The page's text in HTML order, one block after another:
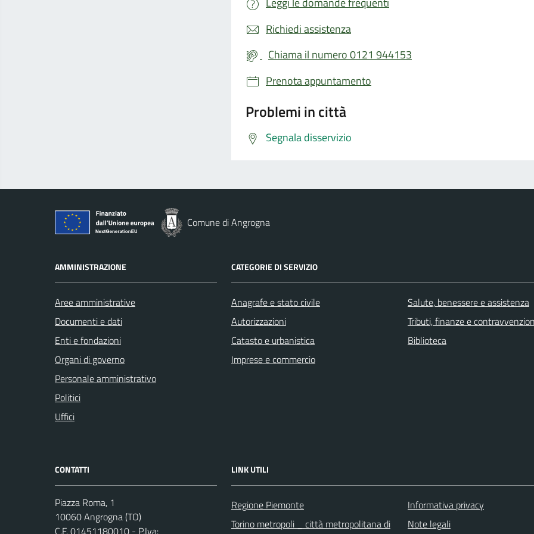
Richiedi assistenza
Chiama il numero 0121 944153
Prenota appuntamento
Problemi in città
Segnala disservizio
Comune di Angrogna
AMMINISTRAZIONE
Aree amministrative
Documenti e dati
Enti e fondazioni
Organi di governo
Personale amministrativo
Politici
Uffici
CATEGORIE DI SERVIZIO
Anagrafe e stato civile
Autorizzazioni
Catasto e urbanistica
Imprese e commercio
Salute, benessere e assistenza
Tributi, finanze e
Biblioteca
CONTATTI
Piazza Roma, 1
10060 Angrogna (TO)
C.F. 01451180010 - P.Iva:
LINK UTILI
Regione Piemonte
Torino metropoli _ città metropolitana di
Informativa privacy
Note legali